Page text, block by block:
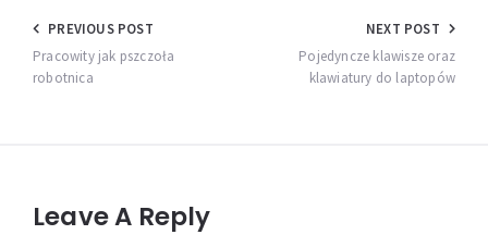
Nawigacja
wpisu
PREVIOUS POST
Pracowity jak pszczoła
robotnica
NEXT POST
Pojedyncze klawisze oraz
klawiatury do laptopów
Leave A Reply